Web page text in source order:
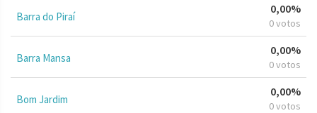
Barra do Piraí
0,00%
0 votos
Barra Mansa
0,00%
0 votos
Bom Jardim
0,00%
0 votos